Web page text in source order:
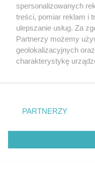
Żaden utwór zamieszczony
rozpowszechniany lub dalej
tzn. bez właściwej zgody,
ścigane prawnie.
spersonalizowanych
treści, pomiar reklam i
ulepszanie usług. Za
Partnerzy możemy
geolokalizacyjnych
charakterystykę
zmienić/wycofać
znajdujący się w
rodzaje przetwarzania
użytkownika, ale masz
przetwarzaniu.
PARTNERZY